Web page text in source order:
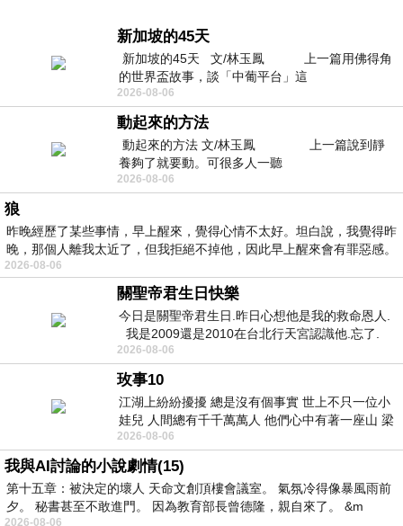
新加坡的45天
新加坡的45天 文/林玉鳳 上一篇用佛得角
的世界盃故事，談「中葡平台」這
2026-08-06
動起來的方法
動起來的方法 文/林玉鳳 上一篇說到靜
養夠了就要動。可很多人一聽
2026-08-06
狼
昨晚經歷了某些事情，早上醒來，覺得心情不太好。坦白說，我覺得昨
晚，那個人離我太近了，但我拒絕不掉他，因此早上醒來會有罪惡感。
2026-08-06
關聖帝君生日快樂
今日是關聖帝君生日.昨日心想他是我的救命恩人.
我是2009還是2010在台北行天宮認識他.忘了.
一個奇摩交友的網友學
2026-08-06
玫事10
江湖上紛紛擾擾 總是沒有個事實 世上不只一位小
娃兒 人間總有千千萬萬人 他們心中有著一座山 梁
山佛山泰華衡恆嵩 一山之高
2026-08-06
我與AI討論的小說劇情(15)
第十五章：被決定的壞人 天命文創頂樓會議室。 氣氛冷得像暴風雨前
夕。 秘書甚至不敢進門。 因為教育部長曾德隆，親自來了。 &m
2026-08-06